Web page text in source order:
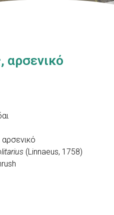
αρσενικό
(Linnaeus, 1758)